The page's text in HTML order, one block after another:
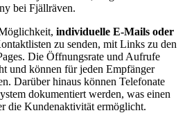
bei Fjällräven.
individuelle E-Mails oder
zu senden, mit Links zu den
Die Öffnungsrate und Aufrufe
und können für jeden Empfänger
Darüber hinaus können Telefonate
dokumentiert werden, was einen
die Kundenaktivität ermöglicht.